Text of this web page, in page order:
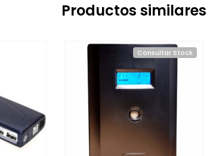
Productos similares
Consultar Stock